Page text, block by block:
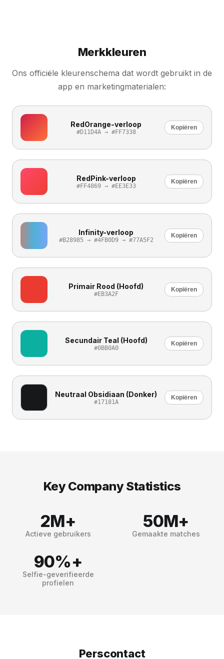
Merkkleuren
Ons officiële kleurenschema dat wordt gebruikt in de
app en marketingmaterialen:
RedOrange-verloop
#D11D4A → #FF7338
Kopiëren
RedPink-verloop
#FF4869 → #EE3E33
Kopiëren
Infinity-verloop
#B28985 → #4FB0D9 → #77A5F2
Kopiëren
Primair Rood (Hoofd)
#EB3A2F
Kopiëren
Secundair Teal (Hoofd)
#0BB0A0
Kopiëren
Neutraal Obsidiaan (Donker)
#17181A
Kopiëren
Key Company Statistics
2M+
Actieve gebruikers
50M+
Gemaakte matches
90%+
Selfie-geverifieerde
profielen
Perscontact